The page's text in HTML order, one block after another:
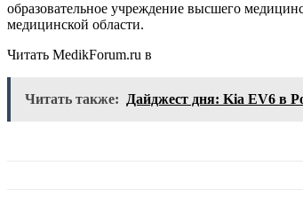
образовательное учреждение высшего
медицинской области.
Читать MedikForum.ru в
Читать также: Дайджест дня: Kia EV6 в